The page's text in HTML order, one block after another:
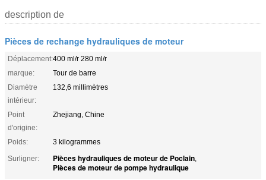
description de
Pièces de rechange hydrauliques de moteur
Déplacement:400 ml/r 280 ml/r
marque:
Tour de barre
Diamètre
intérieur:
132,6 millimètres
Point
d'origine:
Zhejiang, Chine
Poids:
3 kilogrammes
Surligner:
Pièces hydrauliques de moteur de Poclain,
Pièces de moteur de pompe hydraulique